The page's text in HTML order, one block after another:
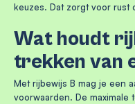
keuzes. Dat zorgt voor rust
Wat houdt
trekken van
Met rijbewijs B mag je een
voorwaarden. De maximale